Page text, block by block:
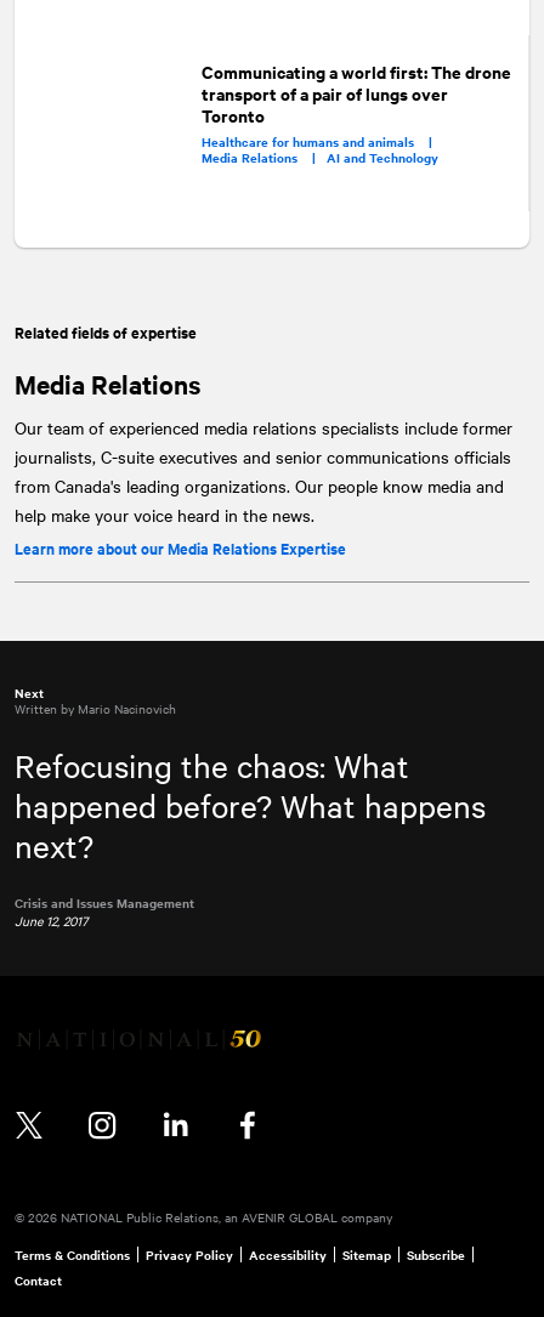
Communicating a world first: The drone
transport of a pair of lungs over
Toronto
Healthcare for humans and animals |
Media Relations | AI and Technology
Related fields of expertise
Media Relations
Our team of experienced media relations specialists include former
journalists, C-suite executives and senior communications officials
from Canada's leading organizations. Our people know media and
help make your voice heard in the news.
Learn more about our Media Relations Expertise
Next
Written by Mario Nacinovich
Refocusing the chaos: What
happened before? What happens
next?
Crisis and Issues Management
June 12, 2017
© 2026 NATIONAL Public Relations, an AVENIR GLOBAL company
Terms & Conditions Privacy Policy Accessibility Sitemap
Subscribe
Contact